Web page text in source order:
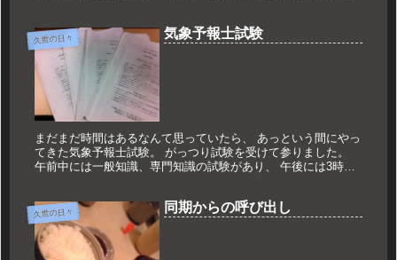
久世の日々 気象予報士試験
まだまだ時間はあるなんて思っていたら、 あっという間にやっ
てきた気象予報士試験。 がっつり試験を受けて参りました。
午前中には一般知識、専門知識の試験があり、 午後には3時間
久世の日々 同期からの呼び出し